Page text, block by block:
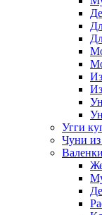
Угги
Чуни
Валенки